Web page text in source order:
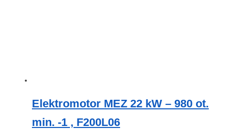
Elektromotor MEZ 22 kW – 980 ot.
min. -1 , F200L06